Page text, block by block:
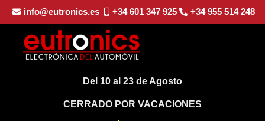
info@eutronics.es +34 601 347 925 +34 955 514 248
Del 10 al 23 de Agosto
CERRADO POR VACACIONES